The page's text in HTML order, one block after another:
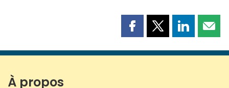
Partager
page
Partager
page
Partager
page page
À propos